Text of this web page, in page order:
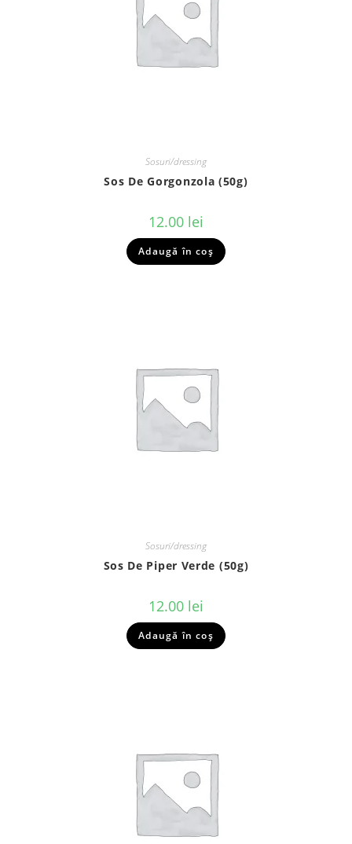
Sosuri/dressing
Sos De Gorgonzola (50g)
12.00 lei
Adaugă în coș
Sosuri/dressing
Sos De Piper Verde (50g)
12.00 lei
Adaugă în coș